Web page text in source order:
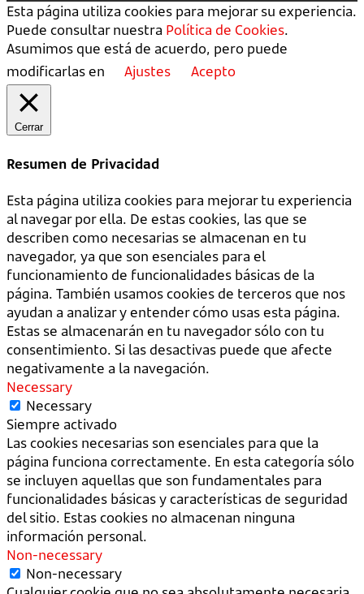
Esta página utiliza cookies para mejorar su experiencia.
Puede consultar nuestra Política de Cookies.
Asumimos que está de acuerdo, pero puede
modificarlas en
Ajustes Acepto
Cerrar
Resumen de Privacidad
Esta página utiliza cookies para mejorar tu experiencia
al navegar por ella. De estas cookies, las que se
describen como necesarias se almacenan en tu
navegador, ya que son esenciales para el
funcionamiento de funcionalidades básicas de la
página. También usamos cookies de terceros que nos
ayudan a analizar y entender cómo usas esta página.
Estas se almacenarán en tu navegador sólo con tu
consentimiento. Si las desactivas puede que afecte
negativamente a la navegación.
Necessary
Necessary
Siempre activado
Las cookies necesarias son esenciales para que la
página funciona correctamente. En esta categoría sólo
se incluyen aquellas que son fundamentales para
funcionalidades básicas y características de seguridad
del sitio. Estas cookies no almacenan ninguna
información personal.
Non-necessary
Non-necessary